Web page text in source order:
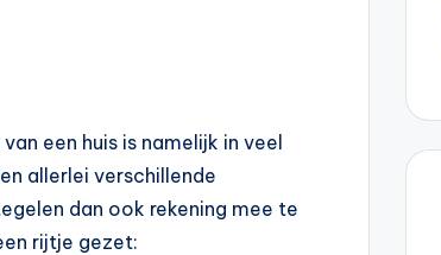
een huis is namelijk in veel
allerlei verschillende
dan ook rekening mee te
rijtje gezet: